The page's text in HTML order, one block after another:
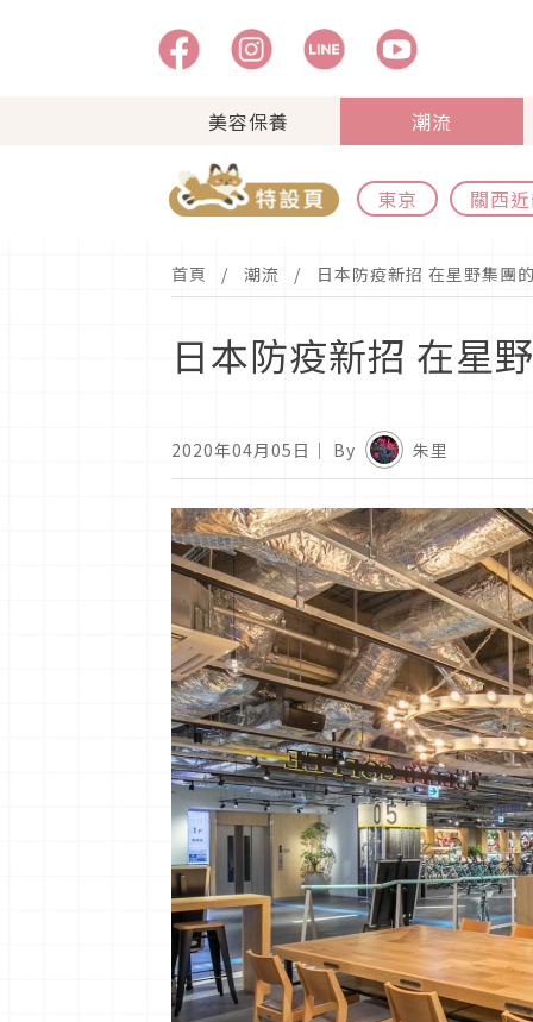
美容保養 潮流
東京 關西
首頁 潮流 日本防疫新招 在星野集團
日本防疫新招 在星
2020年04月05日 ｜ By 朱里